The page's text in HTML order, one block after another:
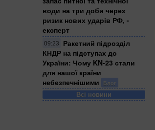
води на три доби через
ризик нових ударів РФ, -
експерт
09:23
Ракетний підрозділ
КНДР на підступах до
України: Чому KN-23 стали
для нашої країни
небезпечнішими
Блог
Всі новини